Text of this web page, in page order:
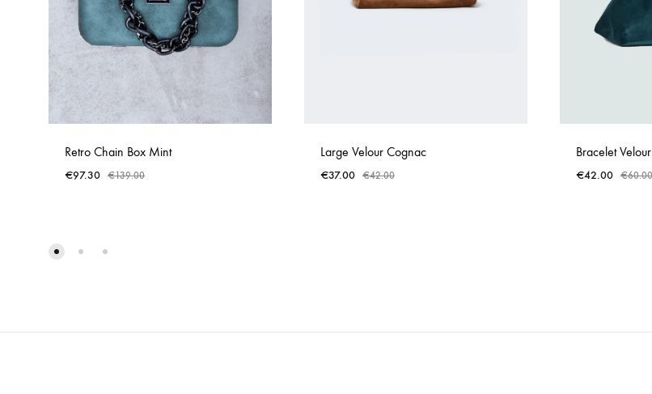
Retro Chain Box Mint
€97.30 €139.00
Large Velour Cognac
€37.00 €42.00
Bracelet
€42.00 €60.00